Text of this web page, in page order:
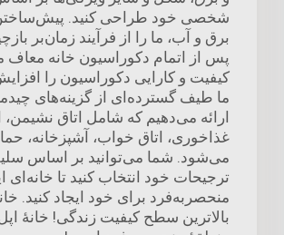
شخصی خود طراحی کنید.
برق و آب، ما را از فرآیند زمان‌بر
پس از اتمام دکوراسیون خانه معاف
کیفیت و کارایی دکوراسیون را
ما طیف گسترده‌ای از گزینه‌های
ارائه می‌دهیم که شامل اتاق نشیمن،
غذاخوری، اتاق خواب، آشپزخانه،
می‌شود. شما می‌توانید بر اساس
ترجیحات خود انتخاب کنید تا خانه‌ای
منحصربه‌فرد برای خود ایجاد کنید.
بالاترین سطح کیفیت زندگی! خانهٔ